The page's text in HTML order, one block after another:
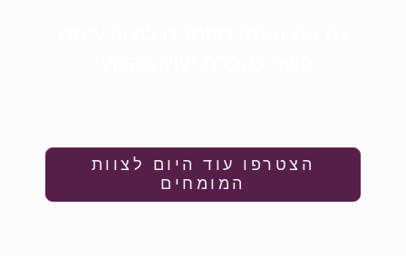
הצטרפו עוד היום לצוות
המומחים